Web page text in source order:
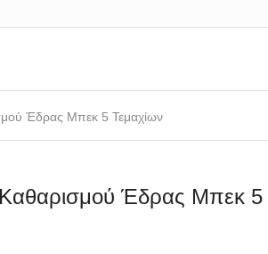
Έδρας Μπεκ 5 Τεμαχίων
Έδρας Μπεκ 5